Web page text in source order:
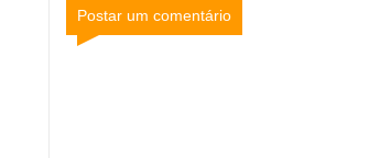
Postar um comentário